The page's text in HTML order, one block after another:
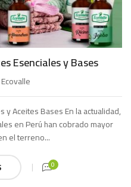
Esenciales y Bases
Ecovalle
Aceites Bases En la actualidad,
en Perú han cobrado mayor
el terreno...
0